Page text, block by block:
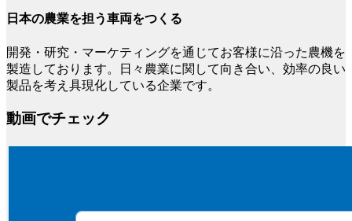
日本の農業を担う車両をつくる
開発・研究・マーケティングを通じてお客様に沿った農機を
製造しております。日々農業に関して向き合い、効率の良い
製品を考え具現化している企業です。
動画でチェック